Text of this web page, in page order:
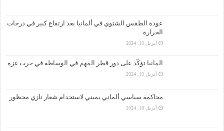
عودة الطقس الشتوي في ألمانيا بعد ارتفاع كبير في درجات
الحرارة
أبريل 19, 2024
المانيا تؤكّد على دور قطر المهم في الوساطة في حرب غزة
أبريل 19, 2024
محاكمة سياسي ألماني يميني لاستخدام شعار نازي محظور
أبريل 18, 2024